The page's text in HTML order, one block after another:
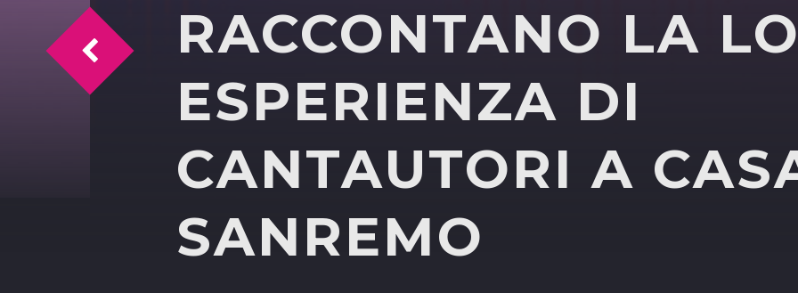
RACCONTANO LA
ESPERIENZA DI
CANTAUTORI A
SANREMO
Time Magazine intervista il pres. AMAP